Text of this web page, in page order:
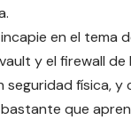
en el tema
y el firewall de
seguridad física, y
que